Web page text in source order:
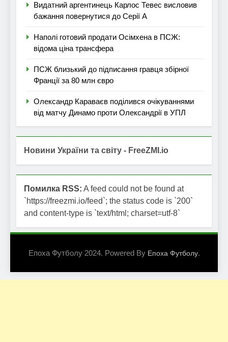
Видатний аргентинець Карлос Тевес висловив
бажання повернутися до Серії А
Наполі готовий продати Осімхена в ПСЖ:
відома ціна трансфера
ПСЖ близький до підписання гравця збірної
Франції за 80 млн євро
Олександр Караваєв поділився очікуваннями
від матчу Динамо проти Олександрії в УПЛ
Новини України та світу - FreeZMI.io
Помилка RSS: A feed could not be found at
`https://freezmi.io/feed`; the status code is `200`
and content-type is `text/html; charset=utf-8`
Епоха Футболу 2024. Powered By Епоха Футболу.